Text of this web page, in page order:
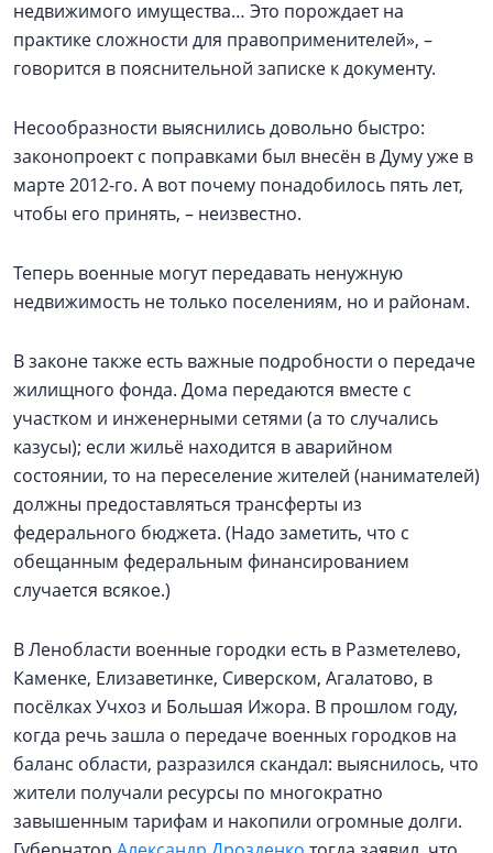
недвижимого имущества… Это порождает на
практике сложности для правоприменителей», –
говорится в пояснительной записке к документу.
Несообразности выяснились довольно быстро:
законопроект с поправками был внесён в Думу уже в
марте 2012-го. А вот почему понадобилось пять лет,
чтобы его принять, – неизвестно.
Теперь военные могут передавать ненужную
недвижимость не только поселениям, но и районам.
В законе также есть важные подробности о передаче
жилищного фонда. Дома передаются вместе с
участком и инженерными сетями (а то случались
казусы); если жильё находится в аварийном
состоянии, то на переселение жителей (нанимателей)
должны предоставляться трансферты из
федерального бюджета. (Надо заметить, что с
обещанным федеральным финансированием
случается всякое.)
В Ленобласти военные городки есть в Разметелево,
Каменке, Елизаветинке, Сиверском, Агалатово, в
посёлках Учхоз и Большая Ижора. В прошлом году,
когда речь зашла о передаче военных городков на
баланс области, разразился скандал: выяснилось, что
жители получали ресурсы по многократно
завышенным тарифам и накопили огромные долги.